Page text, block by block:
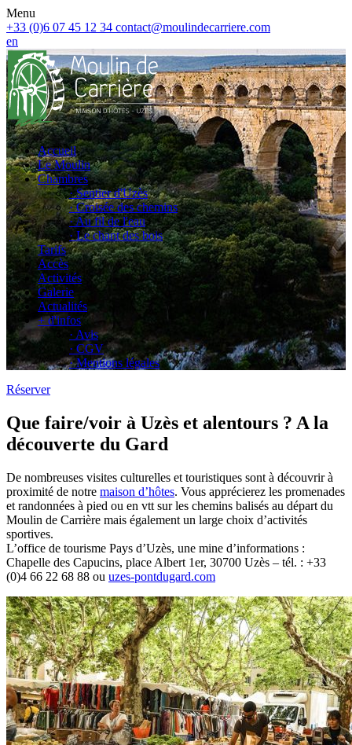
Menu
+33 (0)6 07 45 12 34 contact@moulindecarriere.com
en
Accueil
Le Moulin
Chambres
· Sentier d'Uzès
· Croisée des chemins
· Au fil de l'eau
· Le chant des bois
Tarifs
Accès
Activités
Galerie
Actualités
+ d'infos
· Avis
· CGV
· Mentions légales
Réserver
Que faire/voir à Uzès et alentours ? A la
découverte du Gard
De nombreuses visites culturelles et touristiques sont à découvrir à
proximité de notre maison d’hôtes. Vous apprécierez les promenades
et randonnées à pied ou en vtt sur les chemins balisés au départ du
Moulin de Carrière mais également un large choix d’activités
sportives.
L’office de tourisme Pays d’Uzès, une mine d’informations :
Chapelle des Capucins, place Albert 1er, 30700 Uzès – tél. : +33
(0)4 66 22 68 88 ou uzes-pontdugard.com